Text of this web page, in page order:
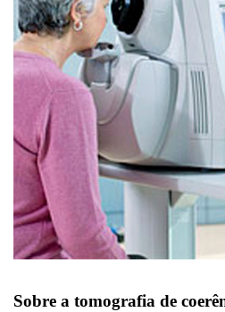
Sobre a tomografia de